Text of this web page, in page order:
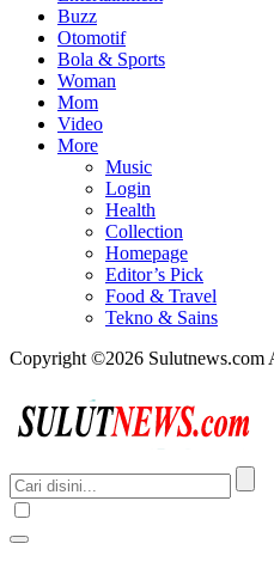
Buzz
Otomotif
Bola & Sports
Woman
Mom
Video
More
Music
Login
Health
Collection
Homepage
Editor’s Pick
Food & Travel
Tekno & Sains
Copyright ©2026 Sulutnews.com